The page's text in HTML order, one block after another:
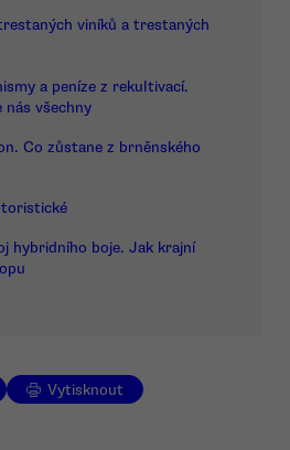
viníků a trestaných
a peníze z rekultivací.
nás všechny
Co zůstane z brněnského
hybridního boje. Jak krajní
Vytisknout